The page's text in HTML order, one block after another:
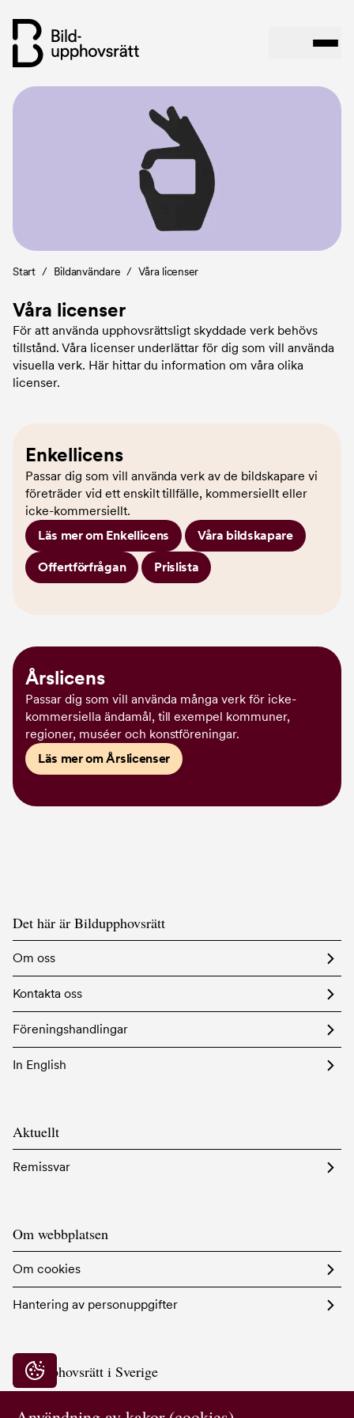
Hoppa
Bild
Länkstig
Start / Bildanvändare / Våra licenser
Våra licenser
För att använda upphovsrättsligt skyddade verk behövs
tillstånd. Våra licenser underlättar för dig som vill använda
visuella verk. Här hittar du information om våra olika
licenser.
Enkellicens
Passar dig som vill använda verk av de bildskapare vi
företräder vid ett enskilt tillfälle, kommersiellt eller
icke-kommersiellt.
Läs mer om Enkellicens
Våra bildskapare
Offertförfrågan Prislista
Årslicens
Passar dig som vill använda många verk för icke-
kommersiella ändamål, till exempel kommuner,
regioner, muséer och konstföreningar.
Läs mer om Årslicenser
Det här är Bildupphovsrätt
Om oss
Kontakta oss
Föreningshandlingar
In English
Aktuellt
Remissvar
Om webbplatsen
Om cookies
Hantering av personuppgifter
Bildupphovsrätt i Sverige
Hornsgatan 103
117 28 Stockholm
Integritetsinställningar